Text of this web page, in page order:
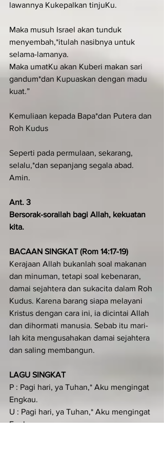
lawannya Kukepalkan tinjuKu.
Maka musuh Israel akan tunduk
menyembah,*itulah nasibnya untuk
selama-lamanya.
Maka umatKu akan Kuberi makan sari
gandum*dan Kupuaskan dengan madu
kuat.”
Kemuliaan kepada Bapa*dan Putera dan
Roh Kudus
Seperti pada permulaan, sekarang,
selalu,*dan sepanjang segala abad.
Amin.
Ant. 3
Bersorak-sorailah bagi Allah, kekuatan
kita.
BACAAN SINGKAT (Rom 14:17-19)
Kerajaan Allah bukanlah soal makanan
dan minuman, tetapi soal kebenaran,
damai sejahtera dan sukacita dalam Roh
Kudus. Karena barang siapa melayani
Kristus dengan cara ini, ia dicintai Allah
dan dihormati manusia. Sebab itu mari-
lah kita mengusahakan damai sejahtera
dan saling membangun.
LAGU SINGKAT
P : Pagi hari, ya Tuhan,* Aku mengingat
Engkau.
U : Pagi hari, ya Tuhan,* Aku mengingat
Engkau.